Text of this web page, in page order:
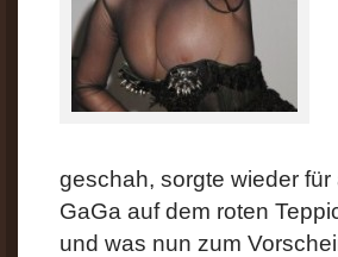
geschah, sorgte wieder
GaGa auf dem roten
und was nun zum